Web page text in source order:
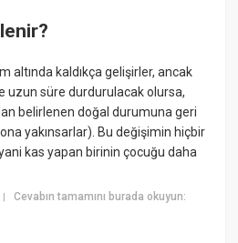
altında kaldıkça gelişirler, ancak
uzun süre durdurulacak olursa,
belirlenen doğal durumuna geri
yakınsarlar). Bu değişimin hiçbir
kas yapan birinin çocuğu daha
|Cevabın tamamını burada okuyun: